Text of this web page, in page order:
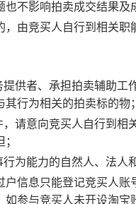
不影响拍卖成交结果及
由竞买人自行到相关
供者、承担拍卖辅助
其行为相关的拍卖标的物
请意向竞买人自行到
为能力的自然人、法人
户信息只能登记竞买人
参与竞买人未开设淘